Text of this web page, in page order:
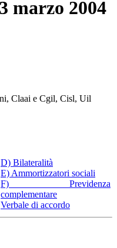
marzo 2004
Claai e Cgil, Cisl, Uil
D) Bilateralità
E) Ammortizzatori sociali
F) Previdenza
complementare
Verbale di accordo